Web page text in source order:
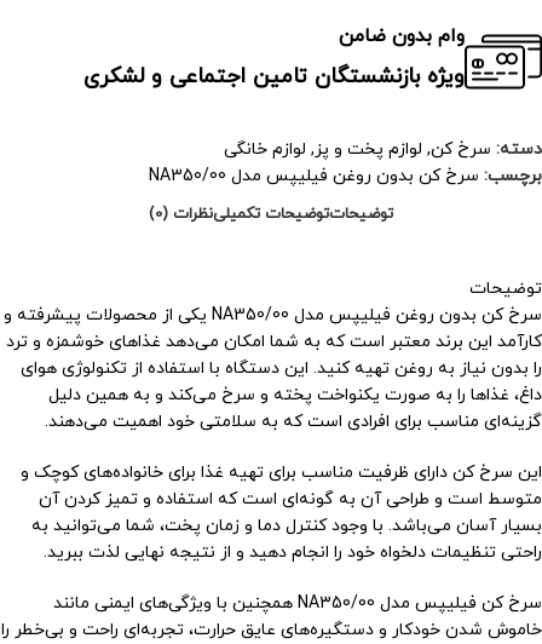
وام بدون ضامن
ویژه بازنشستگان تامین اجتماعی و لشکری
دسته: سرخ کن, لوازم پخت و پز, لوازم خانگی
برچسب: سرخ کن بدون روغن فیلیپس مدل NA350/00
توضیحاتتوضیحات تکمیلینظرات (0)
توضیحات
سرخ کن بدون روغن فیلیپس مدل NA350/00 یکی از محصولات پیشرفته و
کارآمد این برند معتبر است که به شما امکان می‌دهد غذاهای خوشمزه و ترد
را بدون نیاز به روغن تهیه کنید. این دستگاه با استفاده از تکنولوژی هوای
داغ، غذاها را به صورت یکنواخت پخته و سرخ می‌کند و به همین دلیل
گزینه‌ای مناسب برای افرادی است که به سلامتی خود اهمیت می‌دهند.
این سرخ کن دارای ظرفیت مناسب برای تهیه غذا برای خانواده‌های کوچک و
متوسط است و طراحی آن به گونه‌ای است که استفاده و تمیز کردن آن
بسیار آسان می‌باشد. با وجود کنترل دما و زمان پخت، شما می‌توانید به
راحتی تنظیمات دلخواه خود را انجام دهید و از نتیجه نهایی لذت ببرید.
سرخ کن فیلیپس مدل NA350/00 همچنین با ویژگی‌های ایمنی مانند
خاموش شدن خودکار و دستگیره‌های عایق حرارت، تجربه‌ای راحت و بی‌خطر را